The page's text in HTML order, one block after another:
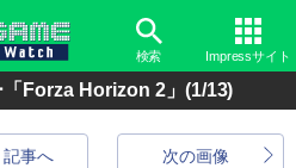
検索 Impressサイト
Forza Horizon 2」 (1/13)
次の画像
記事へ